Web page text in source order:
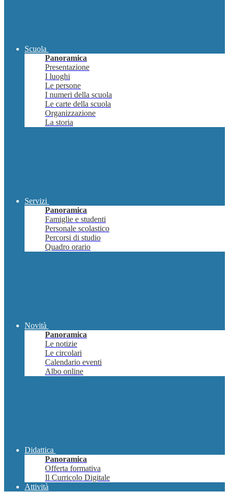
Scuola
Panoramica
Presentazione
I luoghi
Le persone
I numeri della scuola
Le carte della scuola
Organizzazione
La storia
Servizi
Panoramica
Famiglie e studenti
Personale scolastico
Percorsi di studio
Quadro orario
Novità
Panoramica
Le notizie
Le circolari
Calendario eventi
Albo online
Didattica
Panoramica
Offerta formativa
Il Curricolo Digitale
Attività